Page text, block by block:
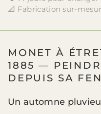
📐 Fabrication sur-
MONET À
1885 —
DEPUIS SA
Un automne